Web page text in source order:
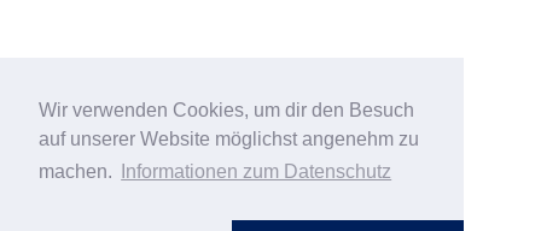
Wir verwenden Cookies, um dir den Besuch
auf unserer Website möglichst angenehm zu
machen.
Informationen zum Datenschutz